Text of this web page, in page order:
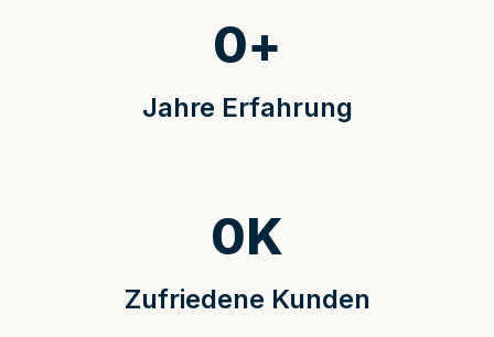
Jahre Erfahrung
0+
Zufriedene Kunden
0K